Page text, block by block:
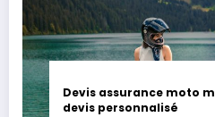
Devis assurance moto
devis personnalisé